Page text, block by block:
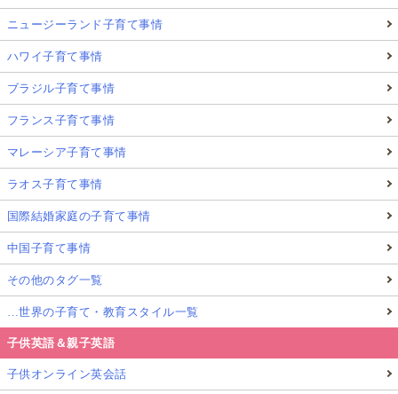
ニュージーランド子育て事情
ハワイ子育て事情
ブラジル子育て事情
フランス子育て事情
マレーシア子育て事情
ラオス子育て事情
国際結婚家庭の子育て事情
中国子育て事情
その他のタグ一覧
…世界の子育て・教育スタイル一覧
子供英語＆親子英語
子供オンライン英会話